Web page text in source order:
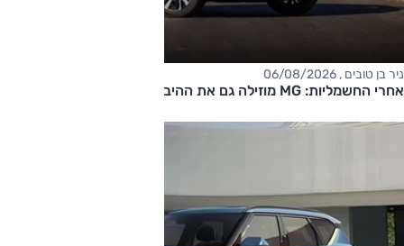
ניר בן טובים , 06/08/2026
אחרי החשמליות: MG מוזילה גם את ההיברידיות